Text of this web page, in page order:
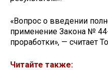
«Вопрос о введении
применение Закона №
проработки», — считает
Читайте также: